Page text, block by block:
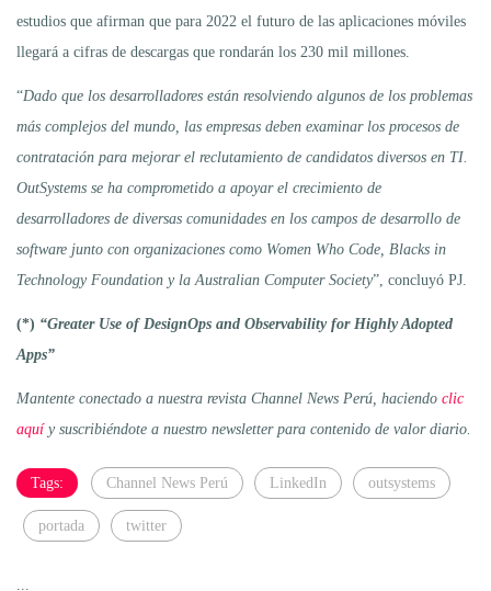
estudios que afirman que para 2022 el futuro de las aplicaciones móviles
llegará a cifras de descargas que rondarán los 230 mil millones.
“Dado que los desarrolladores están resolviendo algunos de los problemas
más complejos del mundo, las empresas deben examinar los procesos de
contratación para mejorar el reclutamiento de candidatos diversos en TI.
OutSystems se ha comprometido a apoyar el crecimiento de
desarrolladores de diversas comunidades en los campos de desarrollo de
software junto con organizaciones como Women Who Code, Blacks in
Technology Foundation y la Australian Computer Society”, concluyó PJ.
(*) “Greater Use of DesignOps and Observability for Highly Adopted
Apps”
Mantente conectado a nuestra revista Channel News Perú, haciendo clic
aquíy suscribiéndote a nuestro newsletter para contenido de valor diario.
Tags: Channel News Perú LinkedIn outsystems
portada twitter